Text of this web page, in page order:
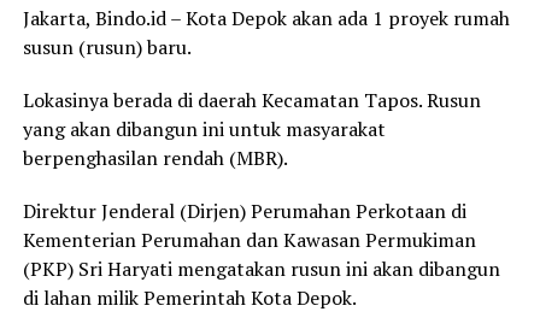
Jakarta, Bindo.id – Kota Depok akan ada 1 proyek rumah
susun (rusun) baru.
Lokasinya berada di daerah Kecamatan Tapos. Rusun
yang akan dibangun ini untuk masyarakat
berpenghasilan rendah (MBR).
Direktur Jenderal (Dirjen) Perumahan Perkotaan di
Kementerian Perumahan dan Kawasan Permukiman
(PKP) Sri Haryati mengatakan rusun ini akan dibangun
di lahan milik Pemerintah Kota Depok.